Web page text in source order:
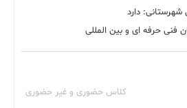
شهرستانی: دارد
فنی حرفه ای و بین المللی
کلاس حضوری و غیر حضوری